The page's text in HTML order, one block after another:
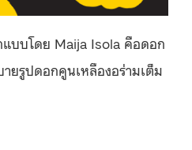
บบโดย Maija Isola คือดอก
ยรูปดอกคูนเหลืองอร่ามเต็ม